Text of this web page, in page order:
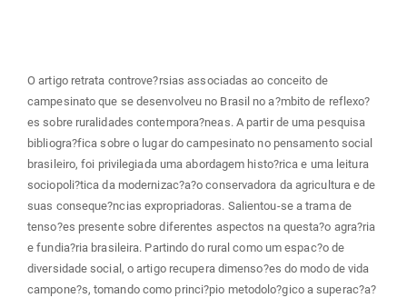
O artigo retrata controve?rsias associadas ao conceito de
campesinato que se desenvolveu no Brasil no a?mbito de reflexo?
es sobre ruralidades contempora?neas. A partir de uma pesquisa
bibliogra?fica sobre o lugar do campesinato no pensamento social
brasileiro, foi privilegiada uma abordagem histo?rica e uma leitura
sociopoli?tica da modernizac?a?o conservadora da agricultura e de
suas conseque?ncias expropriadoras. Salientou-se a trama de
tenso?es presente sobre diferentes aspectos na questa?o agra?ria
e fundia?ria brasileira. Partindo do rural como um espac?o de
diversidade social, o artigo recupera dimenso?es do modo de vida
campone?s, tomando como princi?pio metodolo?gico a superac?a?